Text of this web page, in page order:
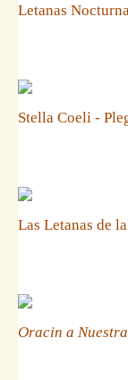
Letanas
Stella Coeli -
Las Letanas de
Oracin a